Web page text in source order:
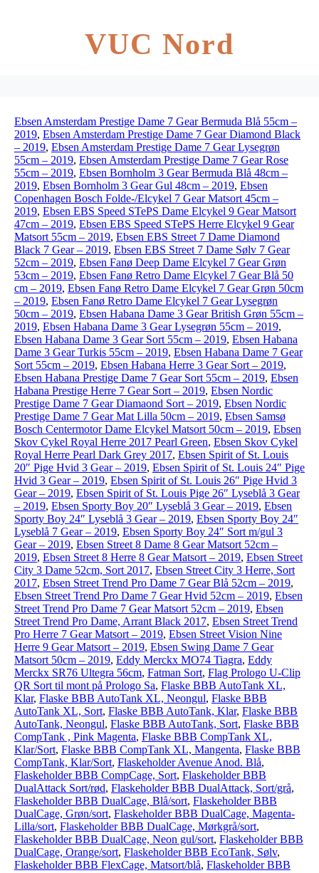
VUC Nord
Ebsen Amsterdam Prestige Dame 7 Gear Bermuda Blå 55cm –
2019, Ebsen Amsterdam Prestige Dame 7 Gear Diamond Black
– 2019, Ebsen Amsterdam Prestige Dame 7 Gear Lysegrøn
55cm – 2019, Ebsen Amsterdam Prestige Dame 7 Gear Rose
55cm – 2019, Ebsen Bornholm 3 Gear Bermuda Blå 48cm –
2019, Ebsen Bornholm 3 Gear Gul 48cm – 2019, Ebsen
Copenhagen Bosch Folde-/Elcykel 7 Gear Matsort 45cm –
2019, Ebsen EBS Speed STePS Dame Elcykel 9 Gear Matsort
47cm – 2019, Ebsen EBS Speed STePS Herre Elcykel 9 Gear
Matsort 55cm – 2019, Ebsen EBS Street 7 Dame Diamond
Black 7 Gear – 2019, Ebsen EBS Street 7 Dame Sølv 7 Gear
52cm – 2019, Ebsen Fanø Deep Dame Elcykel 7 Gear Grøn
53cm – 2019, Ebsen Fanø Retro Dame Elcykel 7 Gear Blå 50
cm – 2019, Ebsen Fanø Retro Dame Elcykel 7 Gear Grøn 50cm
– 2019, Ebsen Fanø Retro Dame Elcykel 7 Gear Lysegrøn
50cm – 2019, Ebsen Habana Dame 3 Gear British Grøn 55cm –
2019, Ebsen Habana Dame 3 Gear Lysegrøn 55cm – 2019,
Ebsen Habana Dame 3 Gear Sort 55cm – 2019, Ebsen Habana
Dame 3 Gear Turkis 55cm – 2019, Ebsen Habana Dame 7 Gear
Sort 55cm – 2019, Ebsen Habana Herre 3 Gear Sort – 2019,
Ebsen Habana Prestige Dame 7 Gear Sort 55cm – 2019, Ebsen
Habana Prestige Herre 7 Gear Sort – 2019, Ebsen Nordic
Prestige Dame 7 Gear Diamaond Sort – 2019, Ebsen Nordic
Prestige Dame 7 Gear Mat Lilla 50cm – 2019, Ebsen Samsø
Bosch Centermotor Dame Elcykel Matsort 50cm – 2019, Ebsen
Skov Cykel Royal Herre 2017 Pearl Green, Ebsen Skov Cykel
Royal Herre Pearl Dark Grey 2017, Ebsen Spirit of St. Louis
20″ Pige Hvid 3 Gear – 2019, Ebsen Spirit of St. Louis 24″ Pige
Hvid 3 Gear – 2019, Ebsen Spirit of St. Louis 26″ Pige Hvid 3
Gear – 2019, Ebsen Spirit of St. Louis Pige 26″ Lyseblå 3 Gear
– 2019, Ebsen Sporty Boy 20″ Lyseblå 3 Gear – 2019, Ebsen
Sporty Boy 24″ Lyseblå 3 Gear – 2019, Ebsen Sporty Boy 24″
Lyseblå 7 Gear – 2019, Ebsen Sporty Boy 24″ Sort m/gul 3
Gear – 2019, Ebsen Street 8 Dame 8 Gear Matsort 52cm –
2019, Ebsen Street 8 Herre 8 Gear Matsort – 2019, Ebsen Street
City 3 Dame 52cm, Sort 2017, Ebsen Street City 3 Herre, Sort
2017, Ebsen Street Trend Pro Dame 7 Gear Blå 52cm – 2019,
Ebsen Street Trend Pro Dame 7 Gear Hvid 52cm – 2019, Ebsen
Street Trend Pro Dame 7 Gear Matsort 52cm – 2019, Ebsen
Street Trend Pro Dame, Arrant Black 2017, Ebsen Street Trend
Pro Herre 7 Gear Matsort – 2019, Ebsen Street Vision Nine
Herre 9 Gear Matsort – 2019, Ebsen Swing Dame 7 Gear
Matsort 50cm – 2019, Eddy Merckx MO74 Tiagra, Eddy
Merckx SR76 Ultegra 56cm, Fatman Sort, Flag Prologo U-Clip
QR Sort til mont på Prologo Sa, Flaske BBB AutoTank XL,
Klar, Flaske BBB AutoTank XL, Neongul, Flaske BBB
AutoTank XL, Sort, Flaske BBB AutoTank, Klar, Flaske BBB
AutoTank, Neongul, Flaske BBB AutoTank, Sort, Flaske BBB
CompTank , Pink Magenta, Flaske BBB CompTank XL,
Klar/Sort, Flaske BBB CompTank XL, Mangenta, Flaske BBB
CompTank, Klar/Sort, Flaskeholder Avenue Anod. Blå,
Flaskeholder BBB CompCage, Sort, Flaskeholder BBB
DualAttack Sort/rød, Flaskeholder BBB DualAttack, Sort/grå,
Flaskeholder BBB DualCage, Blå/sort, Flaskeholder BBB
DualCage, Grøn/sort, Flaskeholder BBB DualCage, Magenta-
Lilla/sort, Flaskeholder BBB DualCage, Mørkgrå/sort,
Flaskeholder BBB DualCage, Neon gul/sort, Flaskeholder BBB
DualCage, Orange/sort, Flaskeholder BBB EcoTank, Sølv,
Flaskeholder BBB FlexCage, Matsort/blå, Flaskeholder BBB